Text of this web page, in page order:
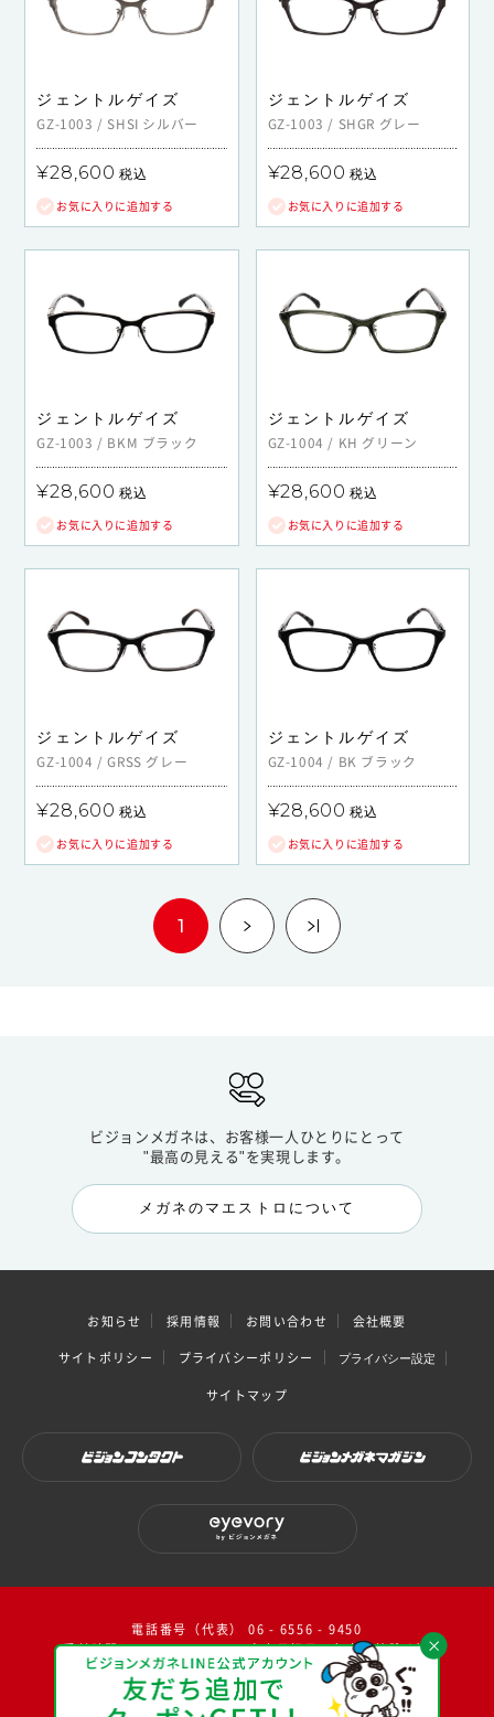
ジェントルゲイズ
GZ-1003 / SHSI シルバー
¥28,600 税込
お気に入りに追加する
ジェントルゲイズ
GZ-1003 / SHGR グレー
¥28,600 税込
お気に入りに追加する
ジェントルゲイズ
GZ-1003 / BKM ブラック
¥28,600 税込
お気に入りに追加する
ジェントルゲイズ
GZ-1004 / KH グリーン
¥28,600 税込
お気に入りに追加する
ジェントルゲイズ
GZ-1004 /GRSS グレー
¥28,600 税込
お気に入りに追加する
ジェントルゲイズ
GZ-1004 / BK ブラック
¥28,600 税込
お気に入りに追加する
1
ビジョンメガネは、お客様一人ひとりにとって
"最高の見える"を実現します。
メガネのマエストロについて
お知らせ 採用情報 お問い合わせ 会社概要
サイトポリシー プライバシーポリシー プライバシー設定
サイトマップ
電話番号（代表） 06 - 6556 - 9450
受付時間：10：00～17：00（ 土日祝日・年末年始除く）